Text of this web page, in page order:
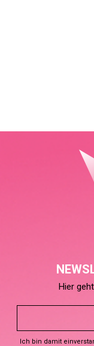
Hier
Ich bin damit